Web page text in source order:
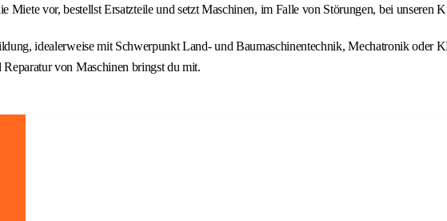
Miete vor, bestellst Ersatzteile und setzt Maschinen, im Falle von Störungen, bei unseren
idealerweise mit Schwerpunkt Land- und Baumaschinentechnik, Mechatronik oder
von Maschinen bringst du mit.